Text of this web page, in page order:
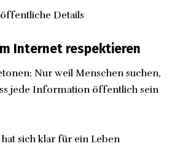
Details
Internet respektieren
Nur weil Menschen suchen,
jede Information öffentlich sein
sich klar für ein Leben